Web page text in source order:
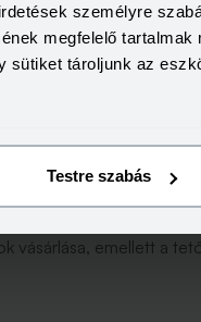
személyre
megfelelő
sütiket tároljunk az
Testre szabás
válságnak; ugyanis
összege.
a járvány,
érdemes
a lakásvásárlás,
vásárlása, emellett a